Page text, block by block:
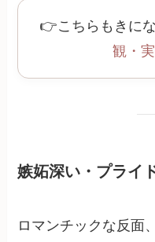
👉こちらもきにな
観・
嫉妬深い・プライ
ロマンチックな反面